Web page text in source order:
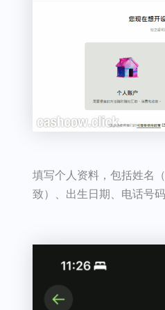
填写个人资料，包括姓名
致）、出生日期、电话号